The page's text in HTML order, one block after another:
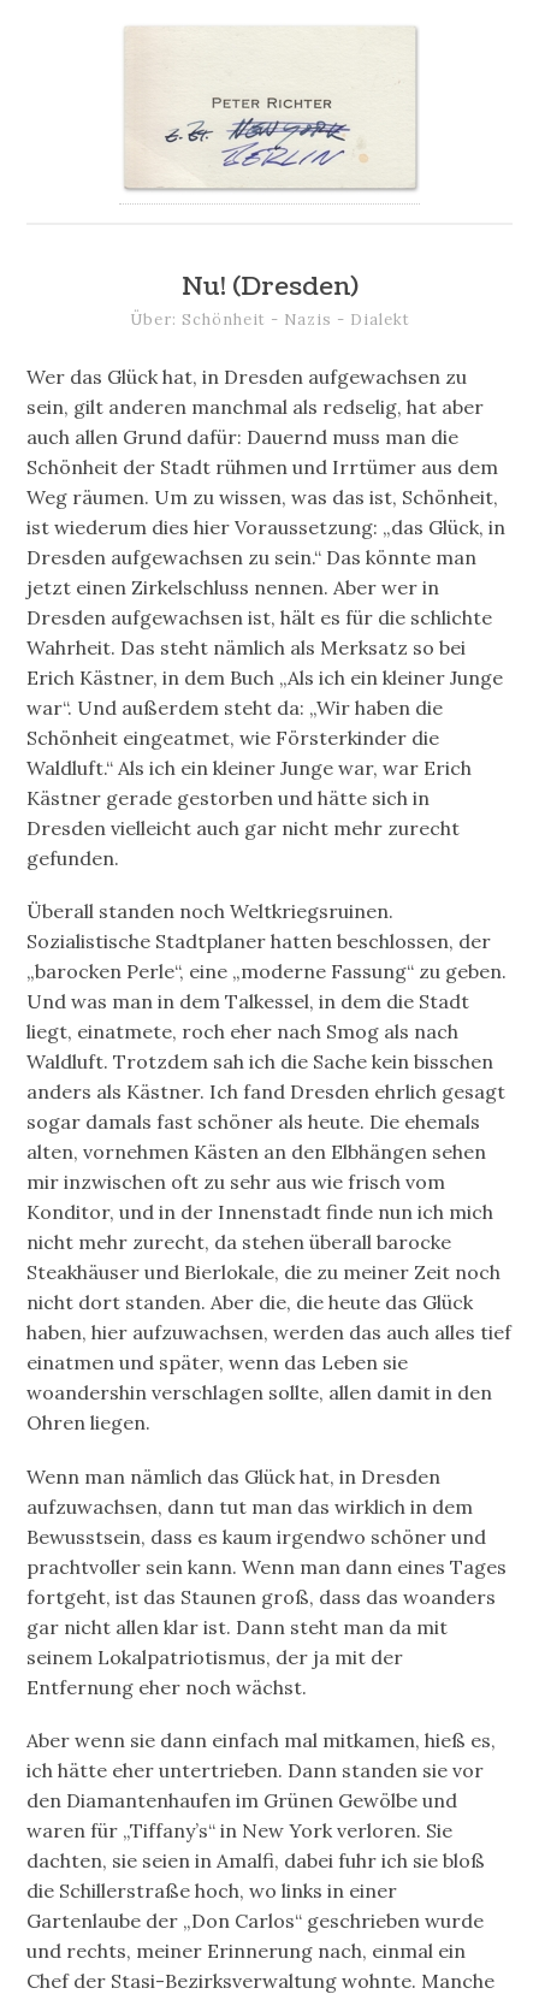
Nu! (Dresden)
Über: Schönheit - Nazis - Dialekt
Wer das Glück hat, in Dresden aufgewachsen zu
sein, gilt anderen manchmal als redselig, hat aber
auch allen Grund dafür: Dauernd muss man die
Schönheit der Stadt rühmen und Irrtümer aus dem
Weg räumen. Um zu wissen, was das ist, Schönheit,
ist wiederum dies hier Voraussetzung: „das Glück, in
Dresden aufgewachsen zu sein.“ Das könnte man
jetzt einen Zirkelschluss nennen. Aber wer in
Dresden aufgewachsen ist, hält es für die schlichte
Wahrheit. Das steht nämlich als Merksatz so bei
Erich Kästner, in dem Buch „Als ich ein kleiner Junge
war“. Und außerdem steht da: „Wir haben die
Schönheit eingeatmet, wie Försterkinder die
Waldluft.“ Als ich ein kleiner Junge war, war Erich
Kästner gerade gestorben und hätte sich in
Dresden vielleicht auch gar nicht mehr zurecht
gefunden.
Überall standen noch Weltkriegsruinen.
Sozialistische Stadtplaner hatten beschlossen, der
„barocken Perle“, eine „moderne Fassung“ zu geben.
Und was man in dem Talkessel, in dem die Stadt
liegt, einatmete, roch eher nach Smog als nach
Waldluft. Trotzdem sah ich die Sache kein bisschen
anders als Kästner. Ich fand Dresden ehrlich gesagt
sogar damals fast schöner als heute. Die ehemals
alten, vornehmen Kästen an den Elbhängen sehen
mir inzwischen oft zu sehr aus wie frisch vom
Konditor, und in der Innenstadt finde nun ich mich
nicht mehr zurecht, da stehen überall barocke
Steakhäuser und Bierlokale, die zu meiner Zeit noch
nicht dort standen. Aber die, die heute das Glück
haben, hier aufzuwachsen, werden das auch alles tief
einatmen und später, wenn das Leben sie
woandershin verschlagen sollte, allen damit in den
Ohren liegen.
Wenn man nämlich das Glück hat, in Dresden
aufzuwachsen, dann tut man das wirklich in dem
Bewusstsein, dass es kaum irgendwo schöner und
prachtvoller sein kann. Wenn man dann eines Tages
fortgeht, ist das Staunen groß, dass das woanders
gar nicht allen klar ist. Dann steht man da mit
seinem Lokalpatriotismus, der ja mit der
Entfernung eher noch wächst.
Aber wenn sie dann einfach mal mitkamen, hieß es,
ich hätte eher untertrieben. Dann standen sie vor
den Diamantenhaufen im Grünen Gewölbe und
waren für „Tiffany’s“ in New York verloren. Sie
dachten, sie seien in Amalfi, dabei fuhr ich sie bloß
die Schillerstraße hoch, wo links in einer
Gartenlaube der „Don Carlos“ geschrieben wurde
und rechts, meiner Erinnerung nach, einmal ein
Chef der Stasi-Bezirksverwaltung wohnte. Manche